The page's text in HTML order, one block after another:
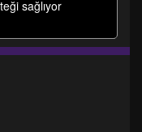
sağlıyor